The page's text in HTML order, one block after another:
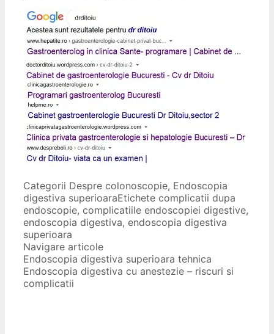
Categorii Despre colonoscopie, Endoscopia
digestiva superioaraEtichete complicatii dupa
endoscopie, complicatiile endoscopiei digestive,
endoscopia digestiva, endoscopia digestiva
superioara
Navigare articole
Endoscopia digestiva superioara tehnica
Endoscopia digestiva cu anestezie – riscuri si
complicatii